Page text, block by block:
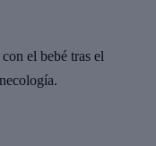
el bebé tras el